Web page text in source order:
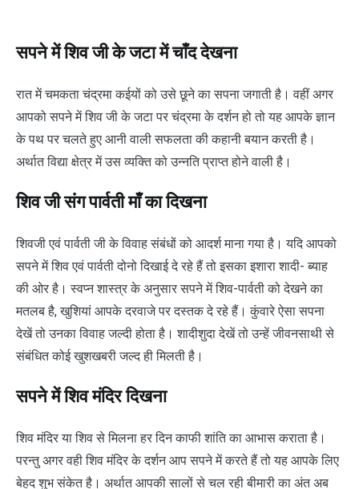
सपने में शिव जी के जटा में चाँद देखना
रात में चमकता चंद्रमा कईयों को उसे छूने का सपना जगाती है। वहीं अगर
आपको सपने में शिव जी के जटा पर चंद्रमा के दर्शन हो तो यह आपके ज्ञान
के पथ पर चलते हुए आनी वाली सफलता की कहानी बयान करती है।
अर्थात विद्या क्षेत्र में उस व्यक्ति को उन्नति प्राप्त होने वाली है।
शिव जी संग पार्वती माँ का दिखना
शिवजी एवं पार्वती जी के विवाह संबंधों को आदर्श माना गया है। यदि आपको
सपने में शिव एवं पार्वती दोनो दिखाई दे रहे हैं तो इसका इशारा शादी- ब्याह
की ओर है। स्वप्न शास्त्र के अनुसार सपने में शिव-पार्वती को देखने का
मतलब है, खुशियां आपके दरवाजे पर दस्तक दे रहे हैं। कुंवारे ऐसा सपना
देखें तो उनका विवाह जल्दी होता है। शादीशुदा देखें तो उन्हें जीवनसाथी से
संबंधित कोई खुशखबरी जल्द ही मिलती है।
सपने में शिव मंदिर दिखना
शिव मंदिर या शिव से मिलना हर दिन काफी शांति का आभास कराता है।
परन्तु अगर वही शिव मंदिर के दर्शन आप सपने में करते हैं तो यह आपके लिए
बेहद शुभ संकेत है। अर्थात आपकी सालों से चल रही बीमारी का अंत अब